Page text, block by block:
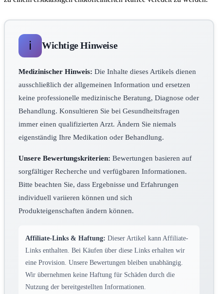
ℹ️ Wichtige Hinweise
Medizinischer Hinweis: Die Inhalte dieses Artikels dienen
ausschließlich der allgemeinen Information und ersetzen
keine professionelle medizinische Beratung, Diagnose oder
Behandlung. Konsultieren Sie bei Gesundheitsfragen
immer einen qualifizierten Arzt. Ändern Sie niemals
eigenständig Ihre Medikation oder Behandlung.
Unsere Bewertungskriterien: Bewertungen basieren auf
sorgfältiger Recherche und verfügbaren Informationen.
Bitte beachten Sie, dass Ergebnisse und Erfahrungen
individuell variieren können und sich
Produkteigenschaften ändern können.
Affiliate-Links & Haftung: Dieser Artikel kann Affiliate-
Links enthalten. Bei Käufen über diese Links erhalten wir
eine Provision. Unsere Bewertungen bleiben unabhängig.
Wir übernehmen keine Haftung für Schäden durch die
Nutzung der bereitgestellten Informationen.